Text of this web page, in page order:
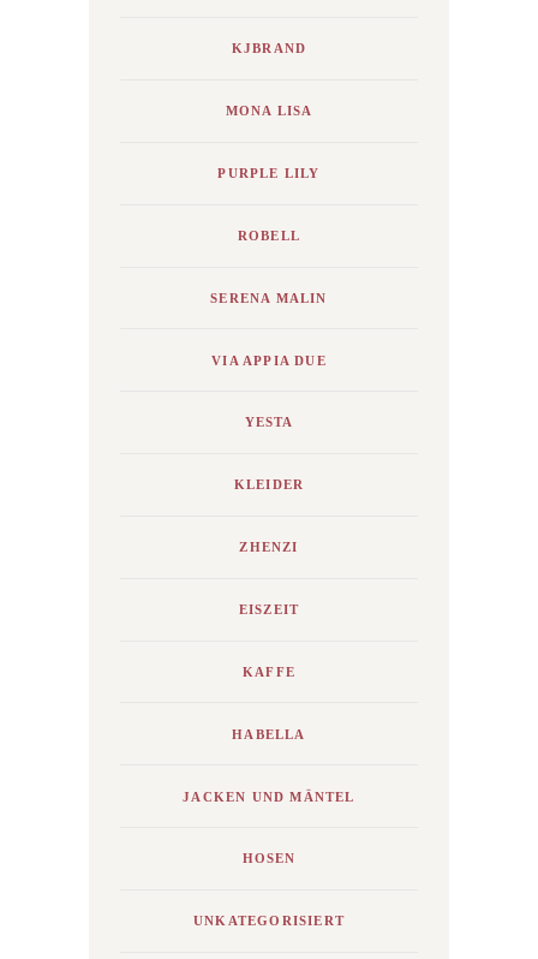
KJBRAND
MONA LISA
PURPLE LILY
ROBELL
SERENA MALIN
VIA APPIA DUE
YESTA
KLEIDER
ZHENZI
EISZEIT
KAFFE
HABELLA
JACKEN UND MÄNTEL
HOSEN
UNKATEGORISIERT